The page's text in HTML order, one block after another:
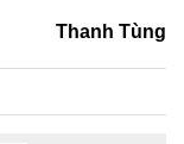
Thanh Tùng